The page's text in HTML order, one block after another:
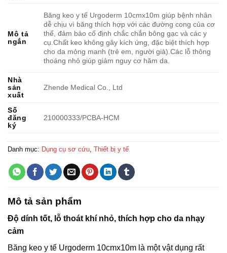
Mô tả
ngắn
Băng keo y tế Urgoderm 10cmx10m giúp bệnh nhân
dễ chịu vì băng thích hợp với các đường cong của cơ
thể, đảm bảo cố định chắc chắn bông gạc và các y
cụ.Chất keo không gây kích ứng, đặc biệt thích hợp
cho da mỏng manh (trẻ em, người già).Các lỗ thông
thoáng nhỏ giúp giảm nguy cơ hăm da.
Nhà
sản
xuất
Zhende Medical Co., Ltd
Số
đăng
ký
210000333/PCBA-HCM
Danh mục: Dụng cụ sơ cứu Thiết bị y tế
Mô tả sản phẩm
Độ dính tốt, lỗ thoát khí nhỏ, thích hợp cho da nhạy
cảm
Băng keo y tế Urgoderm 10cmx10m là một vật dụng rất